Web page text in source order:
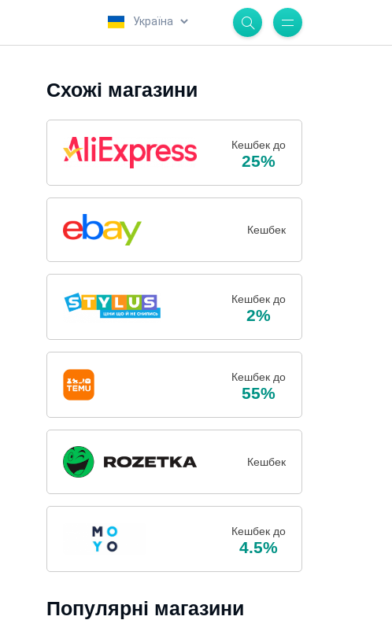
Схожі магазини
Кешбек до
25%
Кешбек
Кешбек до
2%
Кешбек до
55%
Кешбек
Кешбек до
4.5%
Популярні магазини